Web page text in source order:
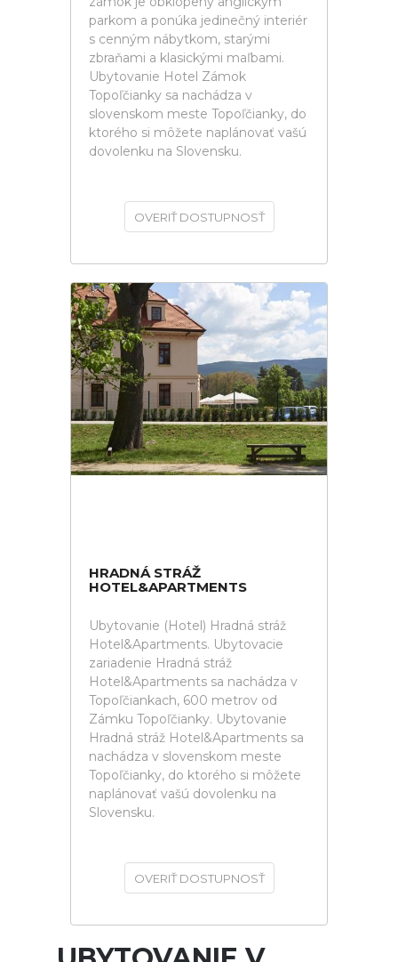
parkom a ponúka jedinečný interiér
s cenným nábytkom, starými
zbraňami a klasickými maľbami.
Ubytovanie Hotel Zámok
Topoľčianky sa nachádza v
slovenskom meste Topoľčianky, do
ktorého si môžete naplánovať vašú
dovolenku na Slovensku.
OVERIŤ DOSTUPNOSŤ
HRADNÁ STRÁŽ
HOTEL&APARTMENTS
Ubytovanie (Hotel) Hradná stráž
Hotel&Apartments. Ubytovacie
zariadenie Hradná stráž
Hotel&Apartments sa nachádza v
Topoľčiankach, 600 metrov od
Zámku Topoľčianky. Ubytovanie
Hradná stráž Hotel&Apartments sa
nachádza v slovenskom meste
Topoľčianky, do ktorého si môžete
naplánovať vašú dovolenku na
Slovensku.
OVERIŤ DOSTUPNOSŤ